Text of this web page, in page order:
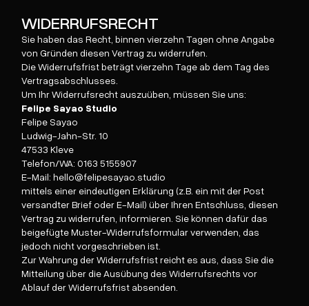
WIDERRUFSRECHT
Sie haben das Recht, binnen vierzehn Tagen ohne Angabe
von Gründen diesen Vertrag zu widerrufen.
Die Widerrufsfrist beträgt vierzehn Tage ab dem Tag des
Vertragsabschlusses.
Um Ihr Widerrufsrecht auszuüben, müssen Sie uns:
Felipe Sayao Studio
Felipe Sayao
Ludwig-Jahn-Str. 10
47533 Kleve
Telefon/WA: 0163 5155907
E-Mail: hello@felipesayao.studio
mittels einer eindeutigen Erklärung (z.B. ein mit der Post
versandter Brief oder E-Mail) über Ihren Entschluss, diesen
Vertrag zu widerrufen, informieren. Sie können dafür das
beigefügte Muster-Widerrufsformular verwenden, das
jedoch nicht vorgeschrieben ist.
Zur Wahrung der Widerrufsfrist reicht es aus, dass Sie die
Mitteilung über die Ausübung des Widerrufsrechts vor
Ablauf der Widerrufsfrist absenden.